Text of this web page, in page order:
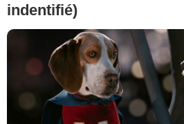
indentifié)